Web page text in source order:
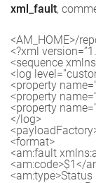
xml_fault,
<AM_HOME>/
<?xml
<sequence
<log
<property
<property
<property
</log>
<format>
<am:fault
<am:code>$1</